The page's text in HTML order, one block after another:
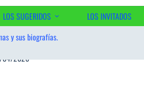
LOS SUGERIDOS LOS INVITADOS
y sus biografías.
2026